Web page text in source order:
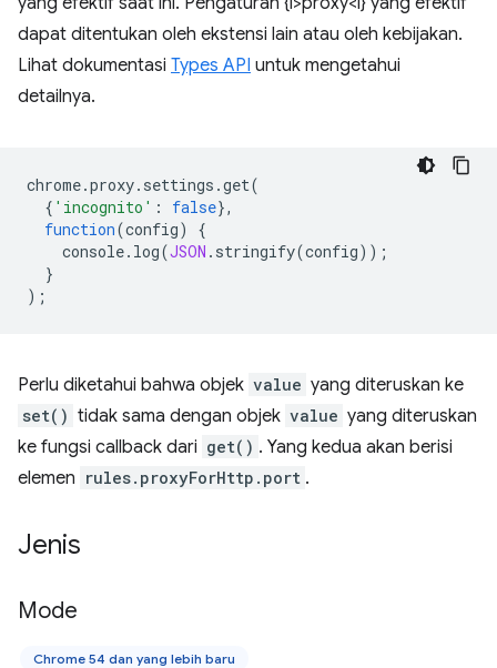
dapat ditentukan oleh ekstensi lain atau oleh kebijakan.
Lihat dokumentasi Types API untuk mengetahui
detailnya.
chrome.proxy. settings .get(
{ 'incognito' : false},
function(config)
{
console. log(JSON . stringify(config));
}
);
Perlu diketahui bahwa objek value yang diteruskan ke
set() tidak sama dengan objek value yang diteruskan
ke fungsi callback dari get() . Yang kedua akan berisi
elemen rules.proxyForHttp.port .
Jenis
Mode
Chrome 54 dan yang lebih baru